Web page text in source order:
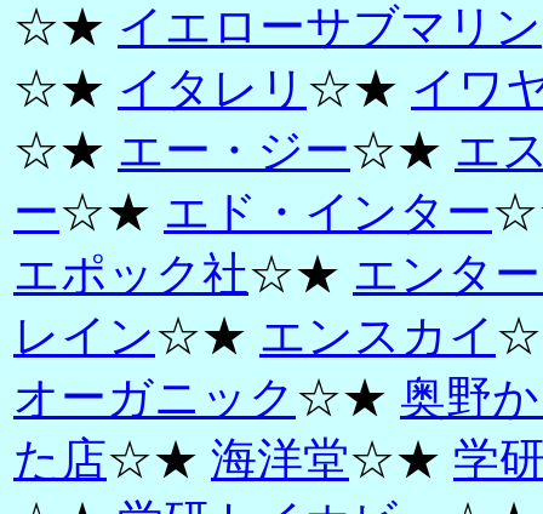
☆★ イエローサブマリン
☆★ イタレリ ☆★ イワ
☆★ エー・ジー☆★ エ
ー☆★ エド・インター
エポック社☆★ エンタ
レイン☆★ エンスカイ
オーガニック ☆★ 奥野
た店☆★ 海洋堂☆★ 学